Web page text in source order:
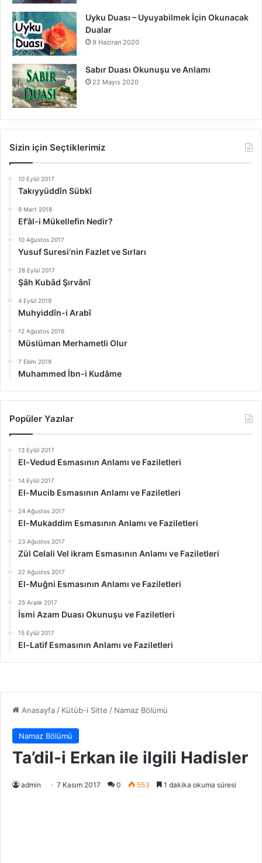
Uyku Duası – Uyuyabilmek İçin Okunacak
Dualar
9 Haziran 2020
Sabır Duası Okunuşu ve Anlamı
22 Mayıs 2020
Sizin için Seçtiklerimiz
10 Eylül 2017
Takıyyüddîn Sübkî
9 Mart 2018
Ef’âl-i Mükellefin Nedir?
10 Ağustos 2017
Yusuf Suresi’nin Fazlet ve Sırları
28 Eylül 2017
Şâh Kubâd Şırvânî
4 Eylül 2019
Muhyiddîn-i Arabî
12 Ağustos 2016
Müslüman Merhametli Olur
7 Ekim 2019
Muhammed İbn-i Kudâme
Popüler Yazılar
13 Eylül 2017
El-Vedud Esmasının Anlamı ve Faziletleri
14 Eylül 2017
El-Mucib Esmasının Anlamı ve Faziletleri
24 Ağustos 2017
El-Mukaddim Esmasının Anlamı ve Faziletleri
23 Ağustos 2017
Zül Celali Vel ikram Esmasının Anlamı ve Faziletleri
22 Ağustos 2017
El-Muğni Esmasının Anlamı ve Faziletleri
25 Aralık 2017
İsmi Azam Duası Okunuşu ve Faziletleri
15 Eylül 2017
El-Latif Esmasının Anlamı ve Faziletleri